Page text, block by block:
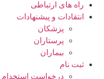
راه های ارتباطی
انتقادات و پيشنهادات
پزشكان
پرستاران
بيماران
ثبت نام
درخواست استخدام